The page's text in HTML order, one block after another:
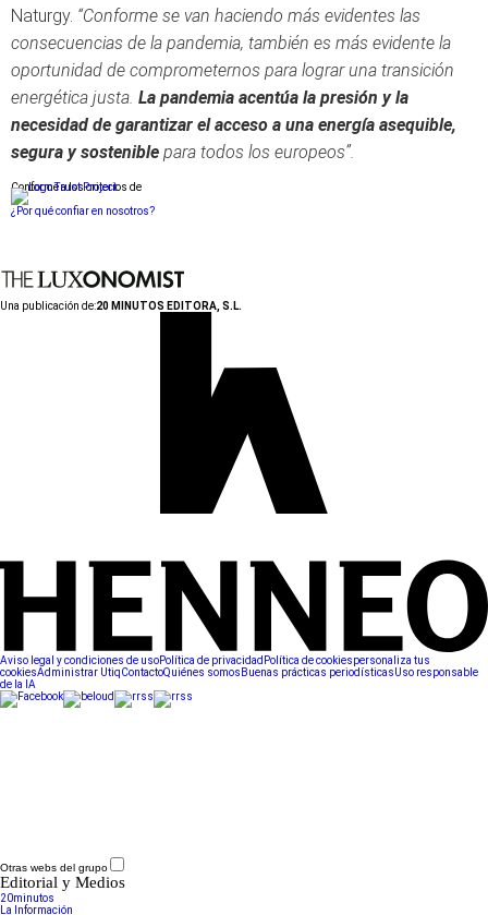
Naturgy. “Conforme se van haciendo más evidentes las
consecuencias de la pandemia, también es más evidente la
oportunidad de comprometernos para lograr una transición
energética justa. La pandemia acentúa la presión y la
necesidad de garantizar el acceso a una energía asequible,
segura y sostenible para todos los europeos”.
Conforme a los criterios de
¿Por qué confiar en nosotros?
Una publicación de:20 MINUTOS EDITORA, S.L.
Aviso legal y condiciones de usoPolítica de privacidad Política de cookiespersonaliza tus
cookiesAdministrar UtiqContactoQuiénes somos Buenas prácticas periodísticasUso responsable
de la IA
Otras webs del grupo
Editorial y Medios
20minutos
La Información